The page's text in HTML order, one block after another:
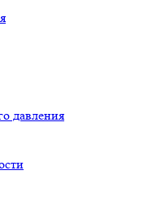
давления